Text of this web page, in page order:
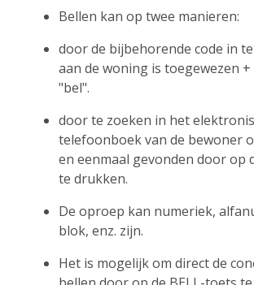
Bellen kan op twee manieren:
door de bijbehorende code in
aan de woning is toegewezen
"bel".
door te zoeken in het
telefoonboek van de bewoner
en eenmaal gevonden door op
te drukken.
De oproep kan numeriek,
blok, enz. zijn.
Het is mogelijk om direct de